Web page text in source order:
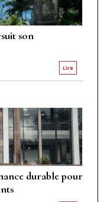
son
Lire
durable pour